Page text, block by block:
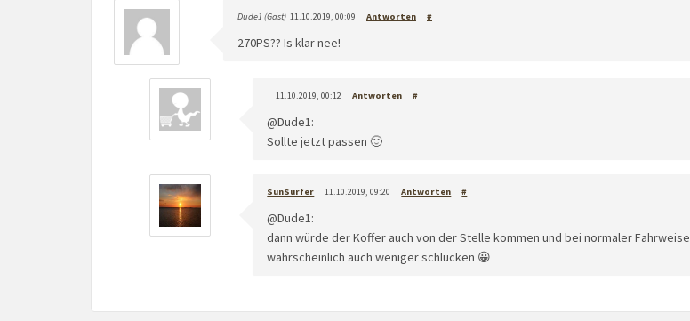
Dude1 (Gast) 11.10.2019, 00:09 Antworten #
270PS?? Is klar nee!
11.10.2019, 00:12 Antworten #
@Dude1:
Sollte jetzt passen 🙂
SunSurfer 11.10.2019, 09:20 Antworten #
@Dude1:
dann würde der Koffer auch von der Stelle kommen und bei normaler Fahrweise
wahrscheinlich auch weniger schlucken 😀